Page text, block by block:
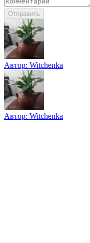
Отправить
Автор: Witchenka
Автор: Witchenka